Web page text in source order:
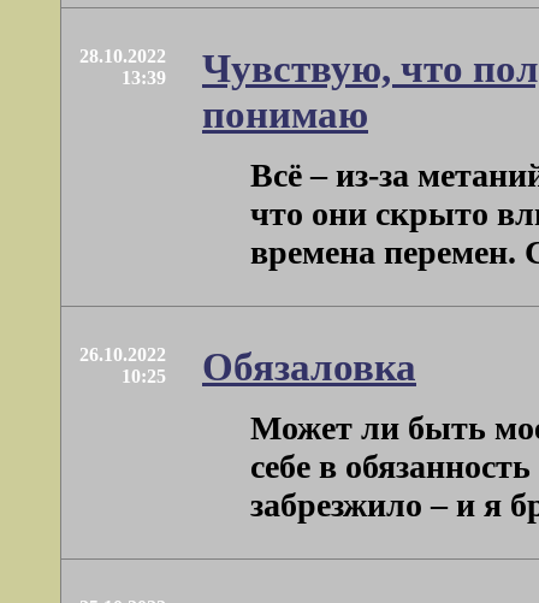
28.10.2022
13:39
Чувствую, что
понимаю
Всё – из-за
что они скрыто
времена перемен.
26.10.2022
10:25
Обязаловка
Может ли быть
себе в
забрезжило – и я